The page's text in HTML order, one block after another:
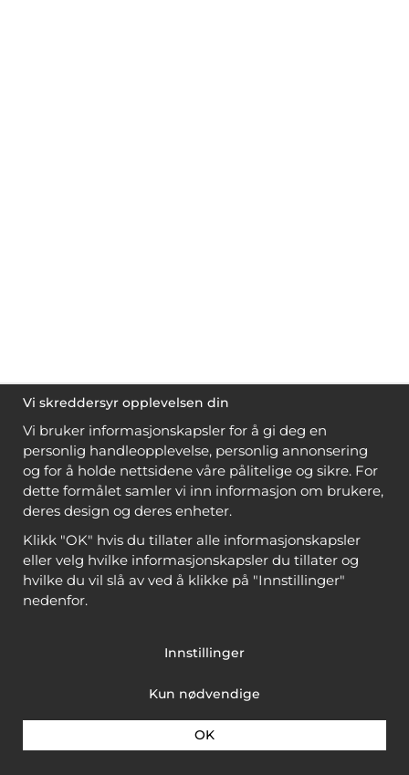
Vi skreddersyr opplevelsen din
Vi bruker informasjonskapsler for å gi deg en
personlig handleopplevelse, personlig annonsering
og for å holde nettsidene våre pålitelige og sikre. For
dette formålet samler vi inn informasjon om brukere,
deres design og deres enheter.
Klikk "OK" hvis du tillater alle informasjonskapsler
eller velg hvilke informasjonskapsler du tillater og
hvilke du vil slå av ved å klikke på "Innstillinger"
nedenfor.
Innstillinger
Kun nødvendige
OK